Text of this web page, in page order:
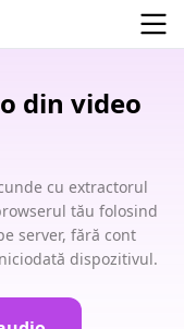
din video
cu extractorul
tău folosind
server, fără cont
dispozitivul.